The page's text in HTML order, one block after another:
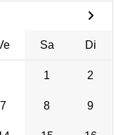
Sa Di
1 2
7 8 9